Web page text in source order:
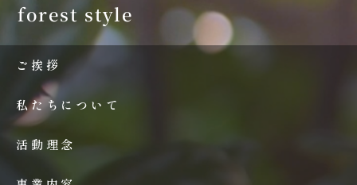
forest style
ご挨拶
私たちについて
活動理念